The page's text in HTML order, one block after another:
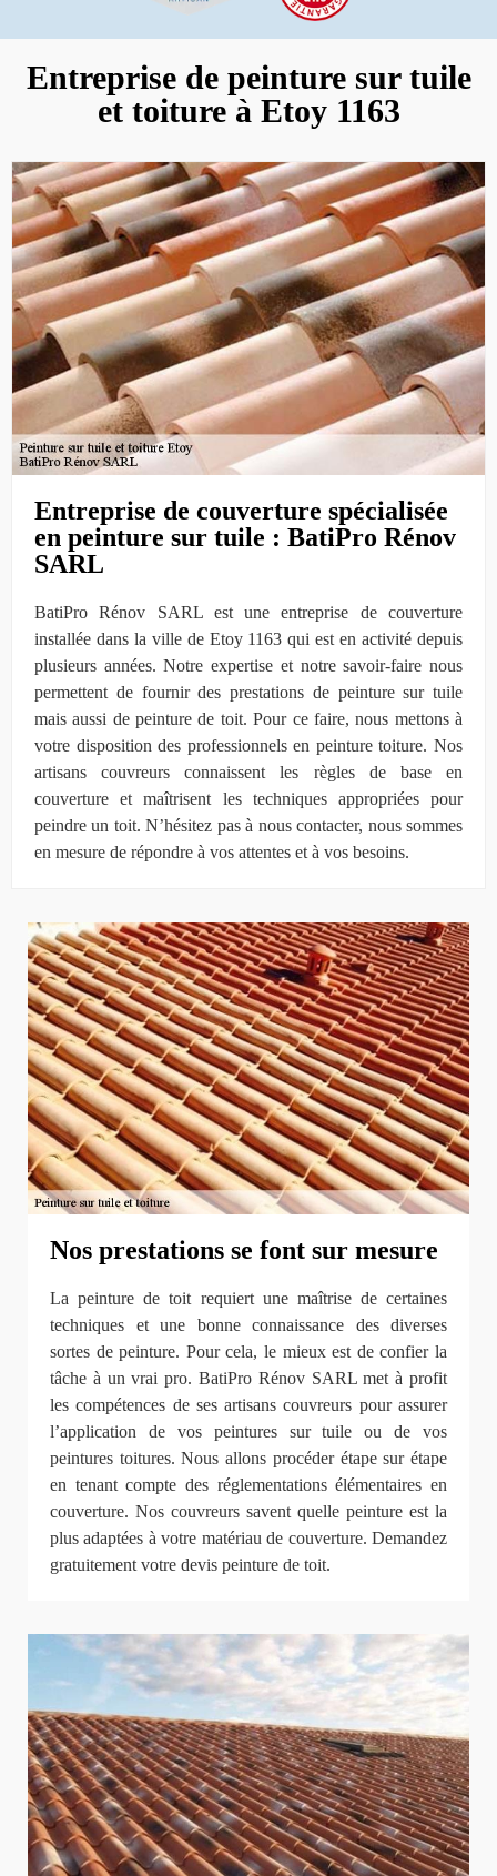
Entreprise de peinture sur tuile
et toiture à Etoy 1163
Entreprise de couverture spécialisée
en peinture sur tuile : BatiPro Rénov
SARL
BatiPro Rénov SARL est une entreprise de couverture
installée dans la ville de Etoy 1163 qui est en activité depuis
plusieurs années. Notre expertise et notre savoir-faire nous
permettent de fournir des prestations de peinture sur tuile
mais aussi de peinture de toit. Pour ce faire, nous mettons à
votre disposition des professionnels en peinture toiture. Nos
artisans couvreurs connaissent les règles de base en
couverture et maîtrisent les techniques appropriées pour
peindre un toit. N’hésitez pas à nous contacter, nous sommes
en mesure de répondre à vos attentes et à vos besoins.
Nos prestations se font sur mesure
La peinture de toit requiert une maîtrise de certaines
techniques et une bonne connaissance des diverses
sortes de peinture. Pour cela, le mieux est de confier la
tâche à un vrai pro. BatiPro Rénov SARL met à profit
les compétences de ses artisans couvreurs pour assurer
l’application de vos peintures sur tuile ou de vos
peintures toitures. Nous allons procéder étape sur étape
en tenant compte des réglementations élémentaires en
couverture. Nos couvreurs savent quelle peinture est la
plus adaptées à votre matériau de couverture. Demandez
gratuitement votre devis peinture de toit.